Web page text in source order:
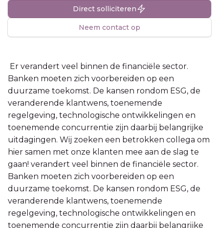
Direct solliciteren
Neem contact op
Er verandert veel binnen de financiële sector.
Banken moeten zich voorbereiden op een
duurzame toekomst. De kansen rondom ESG, de
veranderende klantwens, toenemende
regelgeving, technologische ontwikkelingen en
toenemende concurrentie zijn daarbij belangrijke
uitdagingen. Wij zoeken een betrokken collega om
hier samen met onze klanten mee aan de slag te
gaan! verandert veel binnen de financiële sector.
Banken moeten zich voorbereiden op een
duurzame toekomst. De kansen rondom ESG, de
veranderende klantwens, toenemende
regelgeving, technologische ontwikkelingen en
toenemende concurrentie zijn daarbij belangrijke